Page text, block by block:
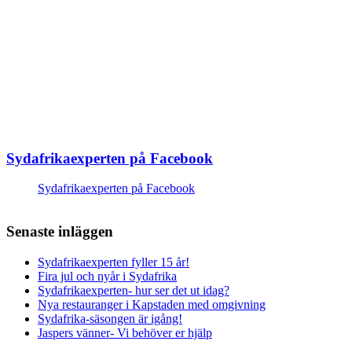
Sydafrikaexperten på Facebook
Sydafrikaexperten på Facebook
Senaste inläggen
Sydafrikaexperten fyller 15 år!
Fira jul och nyår i Sydafrika
Sydafrikaexperten- hur ser det ut idag?
Nya restauranger i Kapstaden med omgivning
Sydafrika-säsongen är igång!
Jaspers vänner- Vi behöver er hjälp